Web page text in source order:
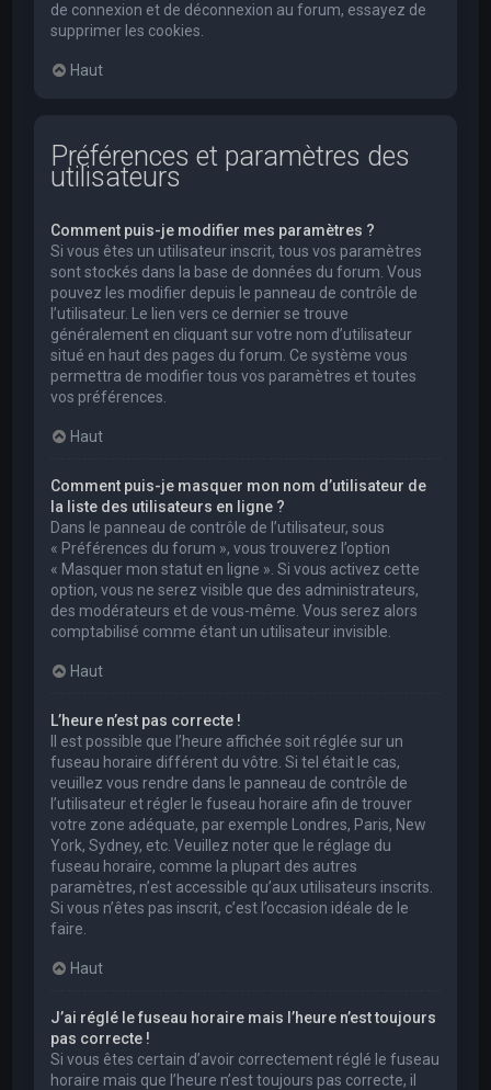
de connexion et de déconnexion au forum, essayez de
supprimer les cookies.
Haut
Préférences et paramètres des
utilisateurs
Comment puis-je modifier mes paramètres ?
Si vous êtes un utilisateur inscrit, tous vos paramètres
sont stockés dans la base de données du forum. Vous
pouvez les modifier depuis le panneau de contrôle de
l’utilisateur. Le lien vers ce dernier se trouve
généralement en cliquant sur votre nom d’utilisateur
situé en haut des pages du forum. Ce système vous
permettra de modifier tous vos paramètres et toutes
vos préférences.
Haut
Comment puis-je masquer mon nom d’utilisateur de
la liste des utilisateurs en ligne ?
Dans le panneau de contrôle de l’utilisateur, sous
« Préférences du forum », vous trouverez l’option
« Masquer mon statut en ligne ». Si vous activez cette
option, vous ne serez visible que des administrateurs,
des modérateurs et de vous-même. Vous serez alors
comptabilisé comme étant un utilisateur invisible.
Haut
L’heure n’est pas correcte !
Il est possible que l’heure affichée soit réglée sur un
fuseau horaire différent du vôtre. Si tel était le cas,
veuillez vous rendre dans le panneau de contrôle de
l’utilisateur et régler le fuseau horaire afin de trouver
votre zone adéquate, par exemple Londres, Paris, New
York, Sydney, etc. Veuillez noter que le réglage du
fuseau horaire, comme la plupart des autres
paramètres, n’est accessible qu’aux utilisateurs inscrits.
Si vous n’êtes pas inscrit, c’est l’occasion idéale de le
faire.
Haut
J’ai réglé le fuseau horaire mais l’heure n’est toujours
pas correcte !
Si vous êtes certain d’avoir correctement réglé le fuseau
horaire mais que l’heure n’est toujours pas correcte, il